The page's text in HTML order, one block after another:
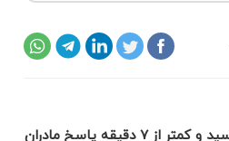
همین الان سوال خود را بپرسید و کمتر از ۷ دقیقه پاسخ مادران